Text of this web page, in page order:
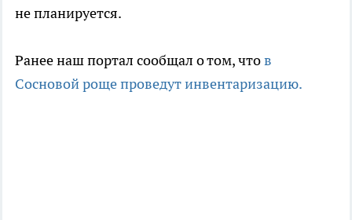
не планируется.
Ранее наш портал сообщал о том, чтов
Сосновой роще проведут инвентаризацию.